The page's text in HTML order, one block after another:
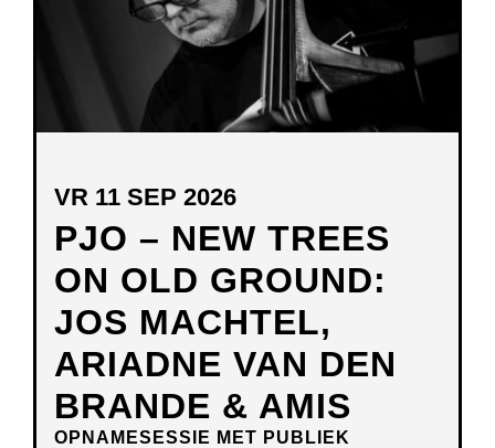
PJO – NEW TREES
ON OLD GROUND:
JOS MACHTEL,
ARIADNE VAN DEN
BRANDE & AMIS
OPNAMESESSIE MET PUBLIEK
VR 11 SEP 2026